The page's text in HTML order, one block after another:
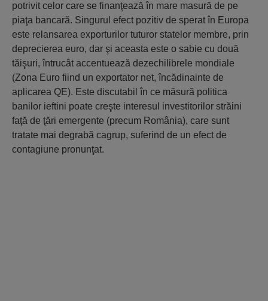
potrivit celor care se finanţează în mare masură de pe
piaţa bancară. Singurul efect pozitiv de sperat în Europa
este relansarea exporturilor tuturor statelor membre, prin
deprecierea euro, dar şi aceasta este o sabie cu două
tăişuri, întrucât accentuează dezechilibrele mondiale
(Zona Euro fiind un exportator net, încădinainte de
aplicarea QE). Este discutabil în ce măsură politica
banilor ieftini poate creşte interesul investitorilor străini
faţă de ţări emergente (precum România), care sunt
tratate mai degrabă cagrup, suferind de un efect de
contagiune pronunţat.